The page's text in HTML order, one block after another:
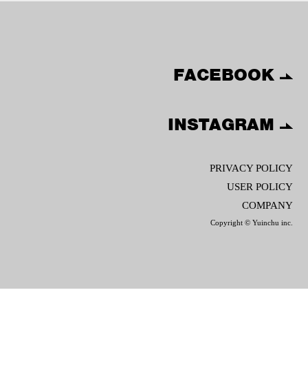
FACEBOOK
INSTAGRAM
PRIVACY POLICY
USER POLICY
COMPANY
Copyright © Yuinchu inc.